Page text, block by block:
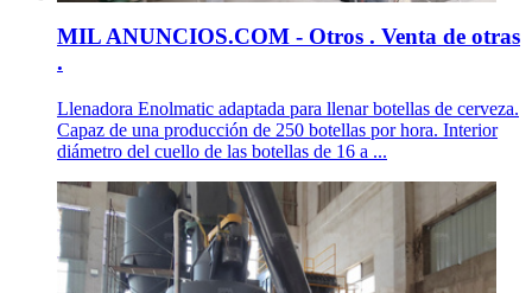
MIL ANUNCIOS.COM - Otros . Venta de otras
.
Llenadora Enolmatic adaptada para llenar botellas de cerveza.
Capaz de una producción de 250 botellas por hora. Interior
diámetro del cuello de las botellas de 16 a ...